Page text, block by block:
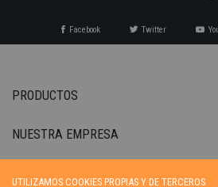
Facebook Twitter
PRODUCTOS
NUESTRA EMPRESA
UTILIZAMOS COOKIES PROPIAS Y DE TERCEROS